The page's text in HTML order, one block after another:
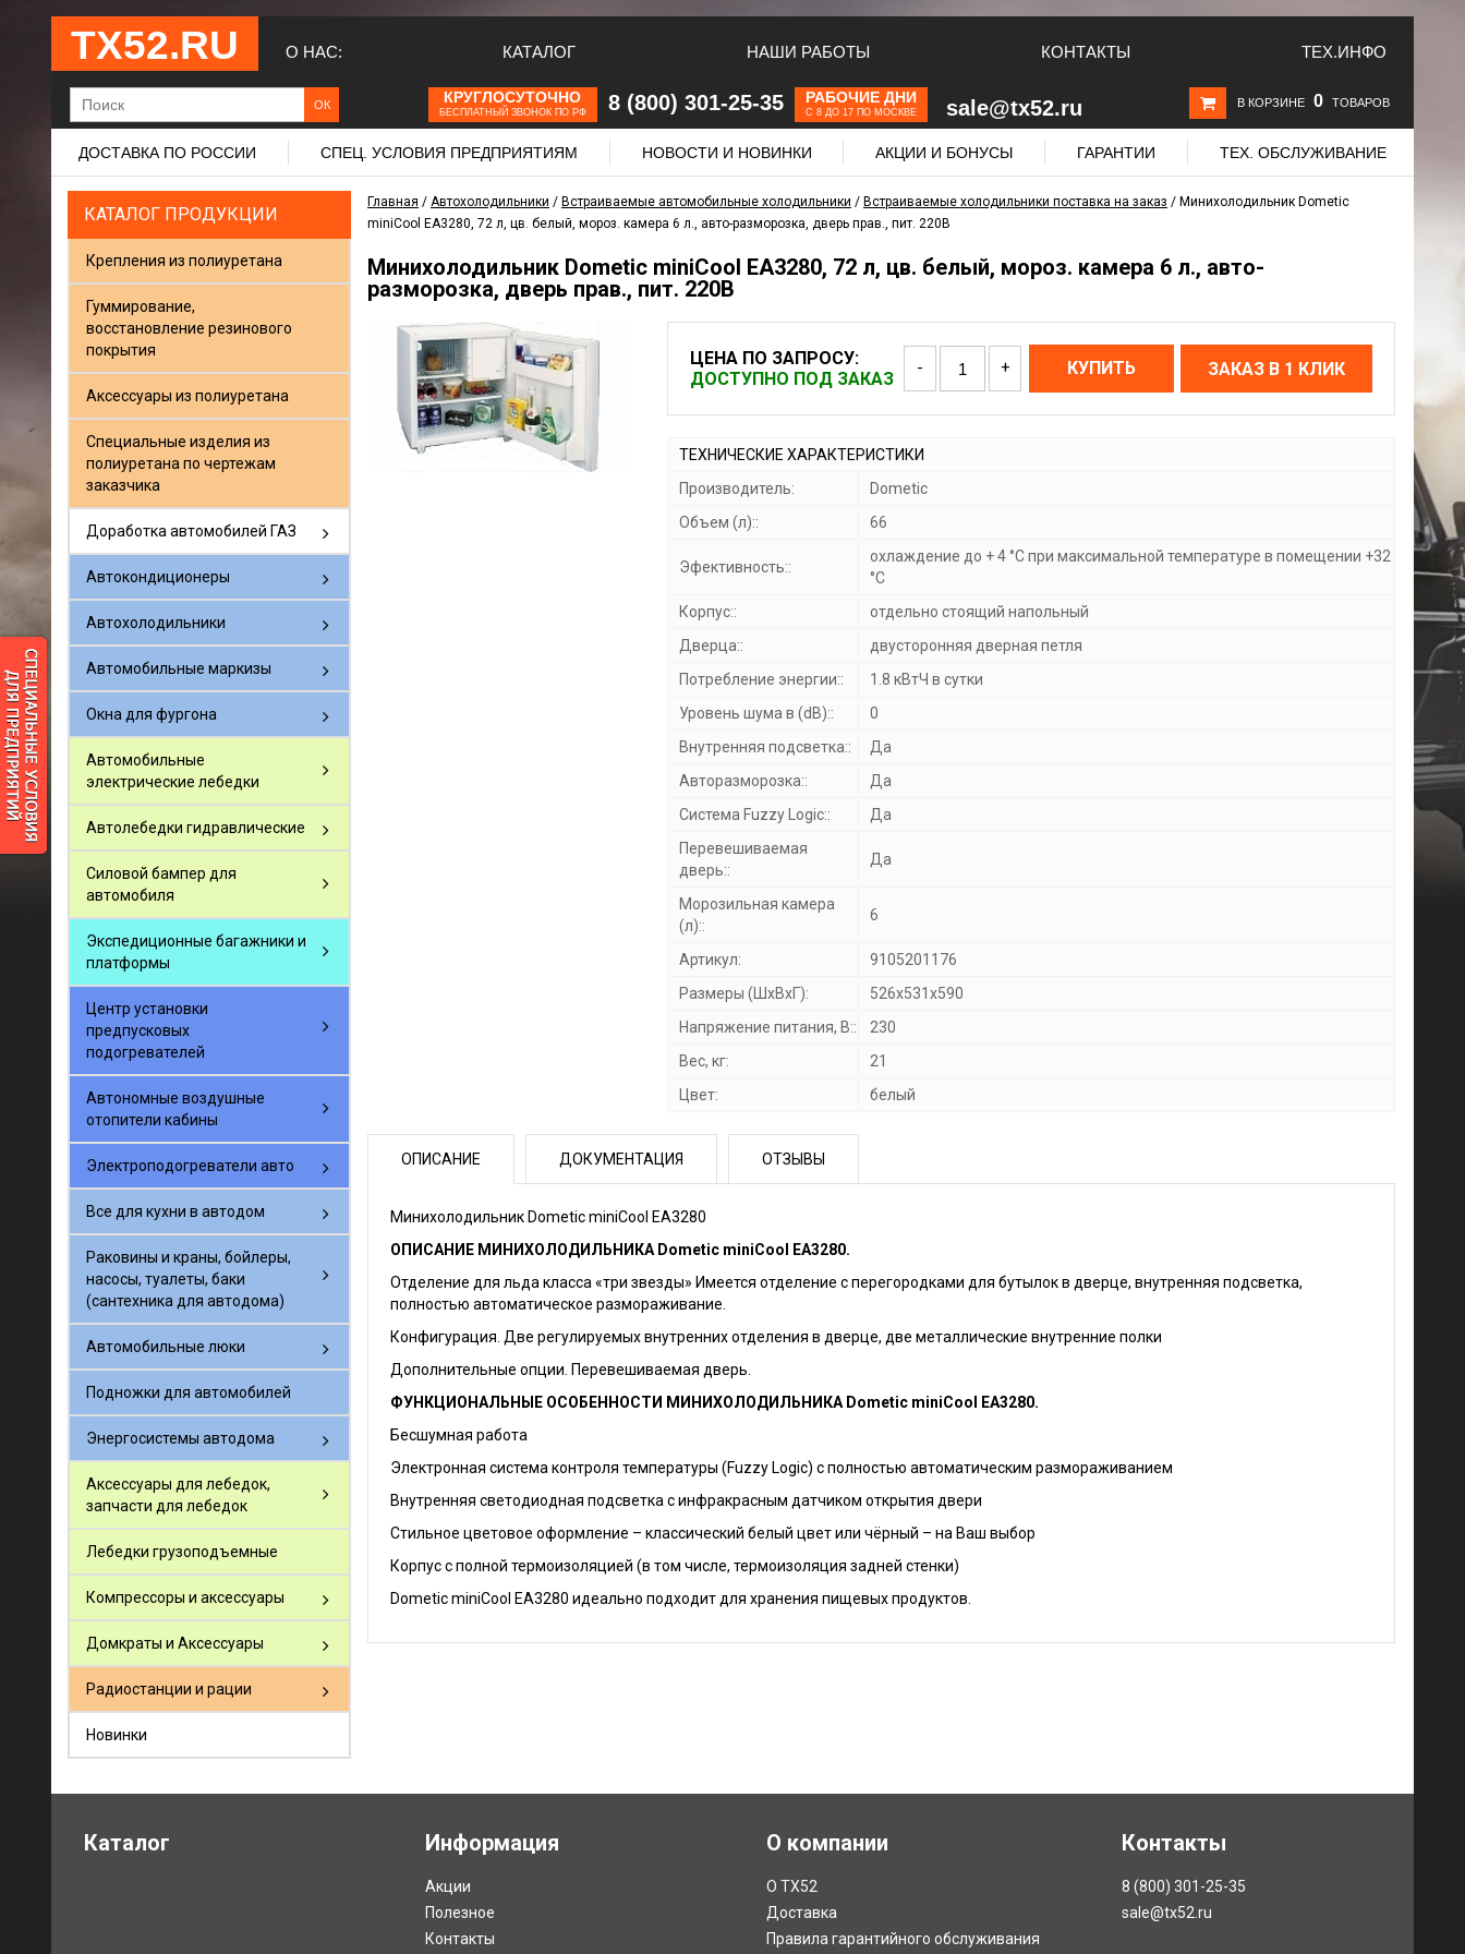
ТХ52.RU О НАС: КАТАЛОГ НАШИ РАБОТЫ КОНТАКТЫ ТЕХ.ИНФО
КРУГЛОСУТОЧНО
БЕСПЛАТНЫЙ ЗВОНОК ПО РФ 8 (800) 301-25-35 РАБОЧИЕ ДНИ
С 8 ДО 17 ПО МОСКВЕ sale@tx52.ru В КОРЗИНЕ 0 ТОВАРОВ
ДОСТАВКА ПО РОССИИ СПЕЦ. УСЛОВИЯ ПРЕДПРИЯТИЯМ НОВОСТИ И НОВИНКИ АКЦИИ И БОНУСЫ ГАРАНТИИ ТЕХ. ОБСЛУЖИВАНИЕ
КАТАЛОГ ПРОДУКЦИИ
Крепления из полиуретана
Гуммирование,
восстановление резинового
покрытия
Аксессуары из полиуретана
Специальные изделия из
полиуретана по чертежам
заказчика
Доработка автомобилей ГАЗ
Автокондиционеры
Автохолодильники
Автомобильные маркизы
Окна для фургона
Автомобильные
электрические лебедки
Автолебедки гидравлические
Силовой бампер для
автомобиля
Экспедиционные багажники и
платформы
Центр установки
предпусковых
подогревателей
Автономные воздушные
отопители кабины
Электроподогреватели авто
Все для кухни в автодом
Раковины и краны, бойлеры,
насосы, туалеты, баки
(сантехника для автодома)
Автомобильные люки
Подножки для автомобилей
Энергосистемы автодома
Аксессуары для лебедок,
запчасти для лебедок
Лебедки грузоподъемные
Компрессоры и аксессуары
Домкраты и Аксессуары
Радиостанции и рации
Новинки
Главная / Автохолодильники / Встраиваемые автомобильные холодильники / Встраиваемые холодильники поставка на заказ / Минихолодильник Dometic
miniCool EA3280, 72 л, цв. белый, мороз. камера 6 л., авто-разморозка, дверь прав., пит. 220В
Минихолодильник Dometic miniCool EA3280, 72 л, цв. белый, мороз. камера 6 л., авто-
разморозка, дверь прав., пит. 220В
ЦЕНА ПО ЗАПРОСУ:
ДОСТУПНО ПОД ЗАКАЗ
- + КУПИТЬ ЗАКАЗ В 1 КЛИК
ТЕХНИЧЕСКИЕ ХАРАКТЕРИСТИКИ
Производитель:
Dometic
Объем (л)::
66
Эфективность::
охлаждение до + 4 °C при максимальной температуре в помещении +32
°C
Корпус::
отдельно стоящий напольный
Дверца::
двусторонняя дверная петля
Потребление энергии::
1.8 кВтЧ в сутки
Уровень шума в (dB)::
0
Внутренняя подсветка::
Да
Авторазморозка::
Да
Система Fuzzy Logic::
Да
Перевешиваемая
дверь::
Да
Морозильная камера
(л)::
6
Артикул:
9105201176
Размеры (ШхВхГ):
526х531х590
Напряжение питания, В::
230
Вес, кг:
21
Цвет:
белый
ОПИСАНИЕ ДОКУМЕНТАЦИЯ ОТЗЫВЫ
Минихолодильник Dometic miniCool EA3280
ОПИСАНИЕ МИНИХОЛОДИЛЬНИКА Dometic miniCool EA3280.
Отделение для льда класса «три звезды» Имеется отделение с перегородками для бутылок в дверце, внутренняя подсветка,
полностью автоматическое размораживание.
Конфигурация. Две регулируемых внутренних отделения в дверце, две металлические внутренние полки
Дополнительные опции. Перевешиваемая дверь.
ФУНКЦИОНАЛЬНЫЕ ОСОБЕННОСТИ МИНИХОЛОДИЛЬНИКА Dometic miniCool EA3280.
Бесшумная работа
Электронная система контроля температуры (Fuzzy Logic) с полностью автоматическим размораживанием
Внутренняя светодиодная подсветка с инфракрасным датчиком открытия двери
Стильное цветовое оформление – классический белый цвет или чёрный – на Ваш выбор
Корпус с полной термоизоляцией (в том числе, термоизоляция задней стенки)
Dometic miniCool EA3280 идеально подходит для хранения пищевых продуктов.
Каталог Информация
Акции
Полезное
Контакты
О компании
О ТХ52
Доставка
Правила гарантийного обслуживания
Контакты
8 (800) 301-25-35
sale@tx52.ru